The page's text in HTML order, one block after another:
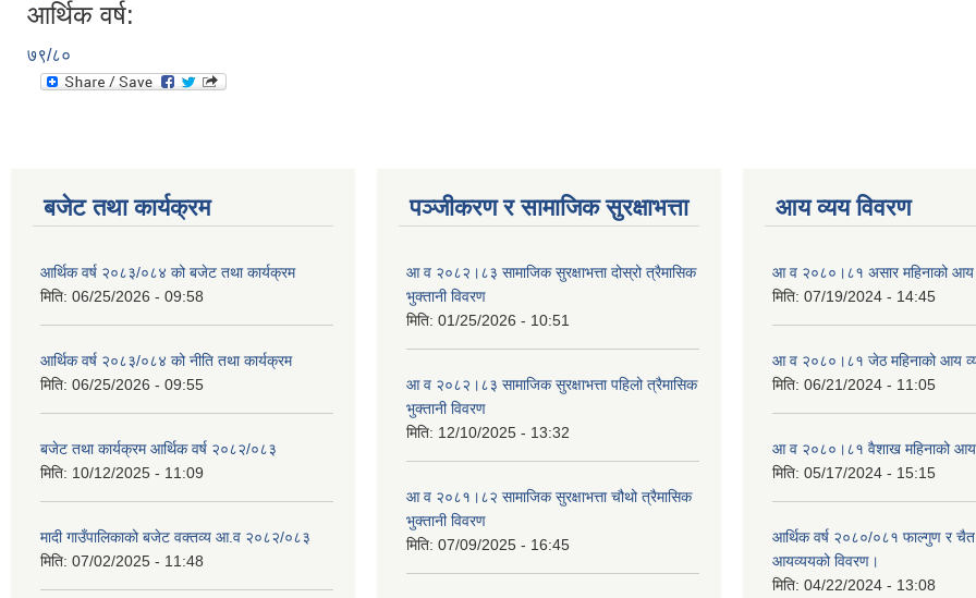
आर्थिक वर्ष:
७९/८०
बजेट तथा कार्यक्रम
आर्थिक वर्ष २०८३/०८४ को बजेट तथा कार्यक्रम
मिति: 06/25/2026 - 09:58
आर्थिक वर्ष २०८३/०८४ को नीति तथा कार्यक्रम
मिति: 06/25/2026 - 09:55
बजेट तथा कार्यक्रम आर्थिक वर्ष २०८२/०८३
मिति: 10/12/2025 - 11:09
मादी गाउँपालिकाको बजेट वक्तव्य आ.व २०८२/०८३
मिति: 07/02/2025 - 11:48
पञ्जीकरण र सामाजिक सुरक्षाभत्ता
आ व २०८२।८३ सामाजिक सुरक्षाभत्ता दोस्रो त्रैमासिक
भुक्तानी विवरण
मिति: 01/25/2026 - 10:51
आ व २०८२।८३ सामाजिक सुरक्षाभत्ता पहिलो त्रैमासिक
भुक्तानी विवरण
मिति: 12/10/2025 - 13:32
आ व २०८१।८२ सामाजिक सुरक्षाभत्ता चौथो त्रैमासिक
भुक्तानी विवरण
मिति: 07/09/2025 - 16:45
आय व्यय विवरण
आ व २०८०।८१ असार महिनाको आय
मिति: 07/19/2024 - 14:45
आ व २०८०।८१ जेठ महिनाको आय
मिति: 06/21/2024 - 11:05
आ व २०८०।८१ वैशाख महिनाको आय
मिति: 05/17/2024 - 15:15
आर्थिक वर्ष २०८०/०८१ फाल्गुण र चैत
आयव्ययको विवरण।
मिति: 04/22/2024 - 13:08